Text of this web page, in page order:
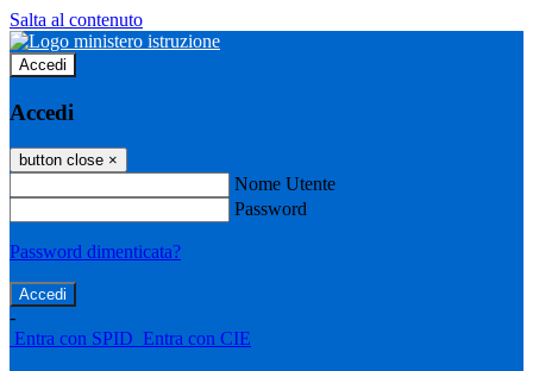
Salta al contenuto
Accedi
Accedi
button close ×
Nome Utente
Password
Password dimenticata?
-
Entra con SPID Entra con CIE